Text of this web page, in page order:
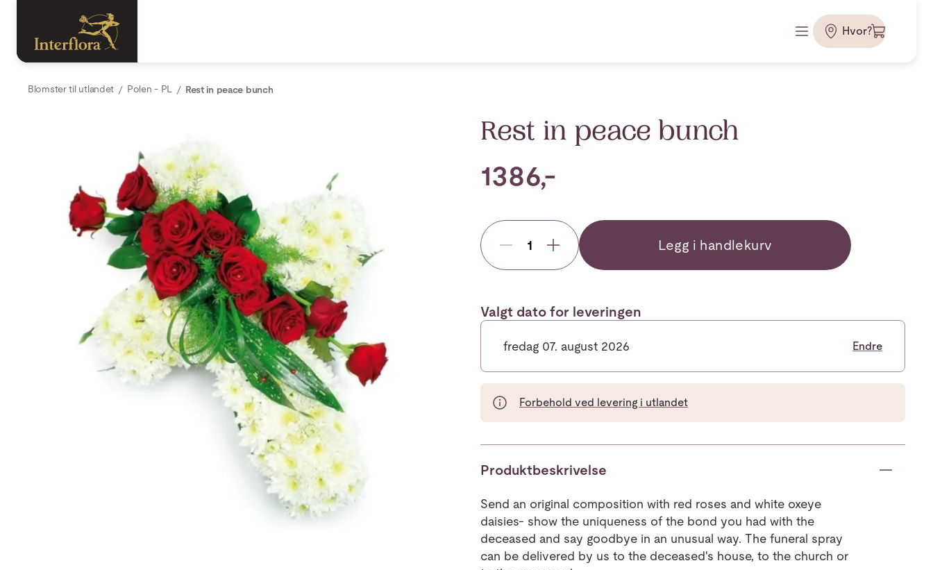
Hvor?
Blomster til utlandet Polen - PL Rest in peace bunch
Rest in peace bunch
1386,-
Legg i handlekurv
Valgt dato for leveringen
fredag 07. august 2026 Endre
Forbehold ved levering i utlandet
Produktbeskrivelse
Send an original composition with red roses and white oxeye
daisies- show the uniqueness of the bond you had with the
deceased and say goodbye in an unusual way. The funeral spray
can be delivered by us to the deceased's house, to the church or